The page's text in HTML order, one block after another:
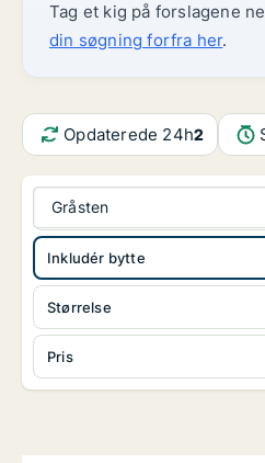
Tag et kig på forslagene
din søgning forfra her.
Opdaterede 24h2
Gråsten
Størrelse
Pris
Inkludér bytte